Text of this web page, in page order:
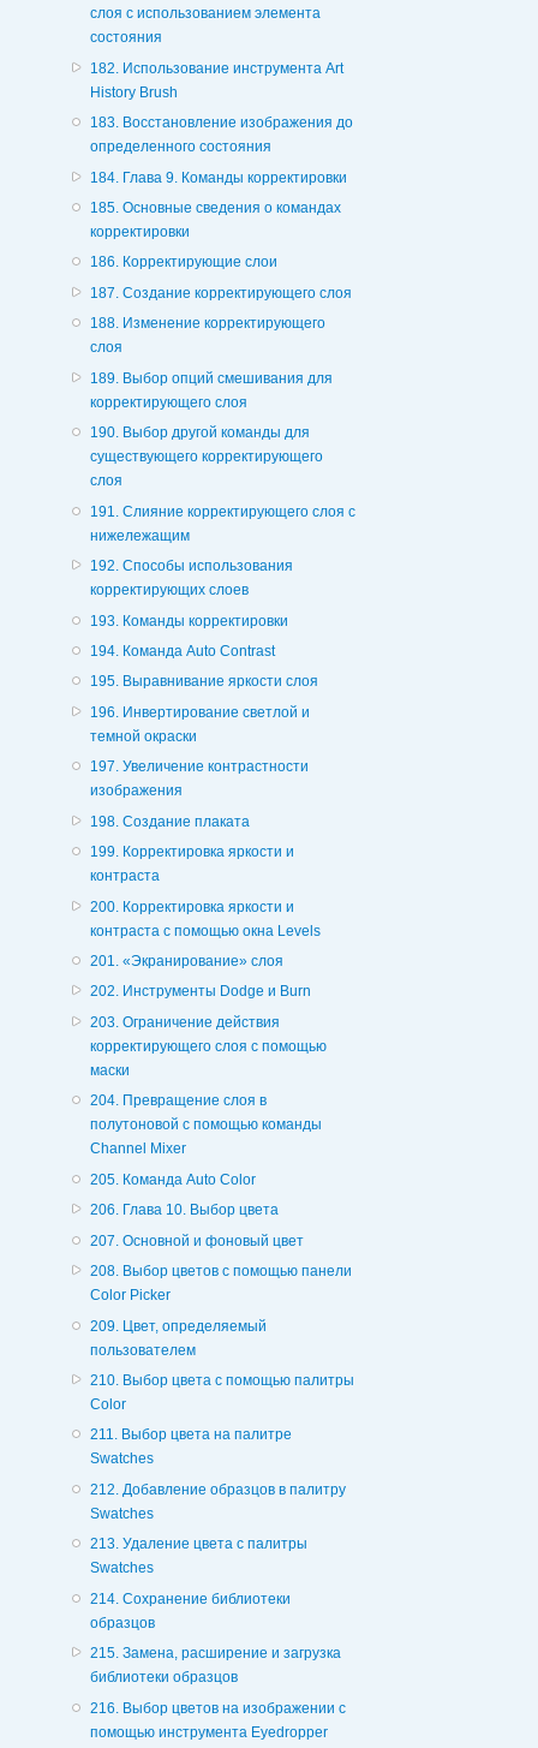
слоя с использованием элемента
состояния
182. Использование инструмента Art
History Brush
183. Восстановление изображения до
определенного состояния
184. Глава 9. Команды корректировки
185. Основные сведения о командах
корректировки
186. Корректирующие слои
187. Создание корректирующего слоя
188. Изменение корректирующего
слоя
189. Выбор опций смешивания для
корректирующего слоя
190. Выбор другой команды для
существующего корректирующего
слоя
191. Слияние корректирующего слоя с
нижележащим
192. Способы использования
корректирующих слоев
193. Команды корректировки
194. Команда Auto Contrast
195. Выравнивание яркости слоя
196. Инвертирование светлой и
темной окраски
197. Увеличение контрастности
изображения
198. Создание плаката
199. Корректировка яркости и
контраста
200. Корректировка яркости и
контраста с помощью окна Levels
201. «Экранирование» слоя
202. Инструменты Dodge и Burn
203. Ограничение действия
корректирующего слоя с помощью
маски
204. Превращение слоя в
полутоновой с помощью команды
Channel Mixer
205. Команда Auto Color
206. Глава 10. Выбор цвета
207. Основной и фоновый цвет
208. Выбор цветов с помощью панели
Color Picker
209. Цвет, определяемый
пользователем
210. Выбор цвета с помощью палитры
Color
211. Выбор цвета на палитре
Swatches
212. Добавление образцов в палитру
Swatches
213. Удаление цвета с палитры
Swatches
214. Сохранение библиотеки
образцов
215. Замена, расширение и загрузка
библиотеки образцов
216. Выбор цветов на изображении с
помощью инструмента Eyedropper